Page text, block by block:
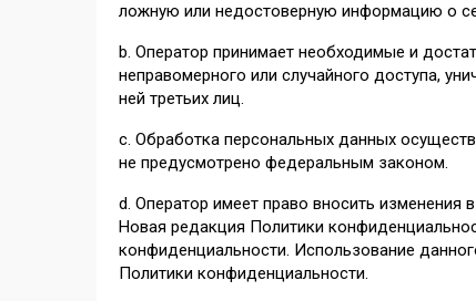
ложную или недостоверную информацию о
b. Оператор принимает необходимые и
неправомерного или случайного доступа,
ней третьих лиц.
с. Обработка персональных данных
не предусмотрено федеральным законом.
d. Оператор имеет право вносить
Новая редакция Политики
конфиденциальности. Использование
Политики конфиденциальности.